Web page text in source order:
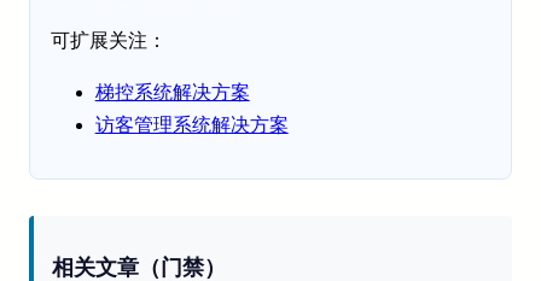
可扩展关注：
梯控系统解决方案
访客管理系统解决方案
相关文章（门禁）